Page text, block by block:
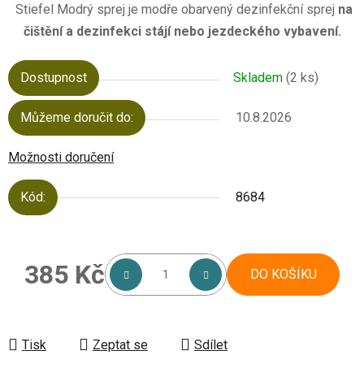
Stiefel Modrý sprej je modře obarvený dezinfekční sprej na
čištění a dezinfekci stájí nebo jezdeckého vybavení.
Dostupnost Skladem (2 ks)
Můžeme doručit do: 10.8.2026
Možnosti doručení
Kód: 8684
385 Kč DO KOŠÍKU
Tisk Zeptat se Sdílet